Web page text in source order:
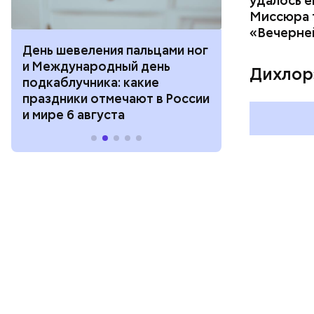
День шевеления пальцами ног
и Международный день
подкаблучника: какие
праздники отмечают в России
и мире 6 августа
горизонта и
курсанта:
отмечают в
Миссюра